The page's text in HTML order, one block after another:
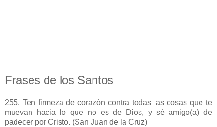
Frases de los Santos
255. Ten firmeza de corazón contra todas las cosas que te
muevan hacia lo que no es de Dios, y sé amigo(a) de
padecer por Cristo. (San Juan de la Cruz)